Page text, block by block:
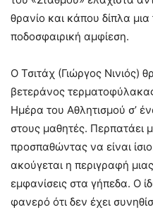
θρανίο και κάπου δίπλα
ποδοσφαιρική αμφίεση.
Ο Τσιτάχ (Γιώργος Νινιός)
βετεράνος
Ημέρα του Αθλητισμού σ’
στους μαθητές. Περπατάει
προσπαθώντας να είναι
ακούγεται η περιγραφή
εμφανίσεις στα γήπεδα. Ο
φανερό ότι δεν έχει